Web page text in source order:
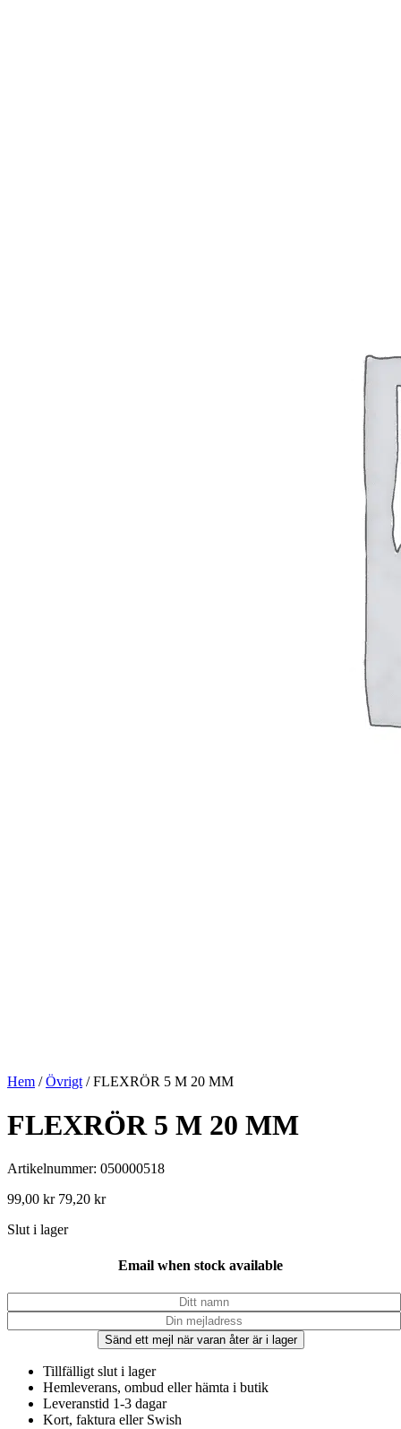
Hem /Övrigt / FLEXRÖR 5 M 20 MM
FLEXRÖR 5 M 20 MM
Artikelnummer: 050000518
99,00 kr 79,20 kr
Slut i lager
Email when stock available
Sänd ett mejl när varan åter är i lager
Tillfälligt slut i lager
Hemleverans, ombud eller hämta i butik
Leveranstid 1-3 dagar
Kort, faktura eller Swish